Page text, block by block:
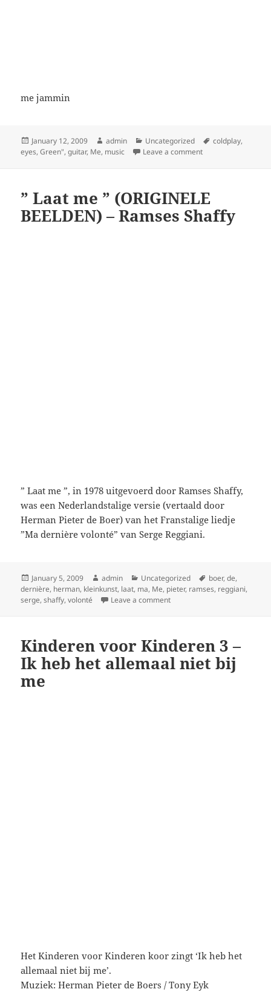
me jammin
Posted
on
January 12, 2009 Author
admin Categories
Uncategorized Tags
coldplay,
eyes,Green",guitar, Me, music Leave a commenton Marjolein de
” Laat me ” (ORIGINELE
BEELDEN) – Ramses Shaffy
” Laat me ”, in 1978 uitgevoerd door Ramses Shaffy,
was een Nederlandstalige versie (vertaald door
Herman Pieter de Boer) van het Franstalige liedje
”Ma dernière volonté” van Serge Reggiani.
Posted
on
January 5, 2009 Author
admin Categories
Uncategorized Tags
boer,de,
dernière, herman, kleinkunst, laat, ma, Me, pieter, ramses, reggiani,
serge,shaffy,volonté Leave a commenton ” Laat me ” (ORIGINELE
Kinderen voor Kinderen 3 –
Ik heb het allemaal niet bij
me
Het Kinderen voor Kinderen koor zingt ‘Ik heb het
allemaal niet bij me’.
Muziek: Herman Pieter de Boers / Tony Eyk